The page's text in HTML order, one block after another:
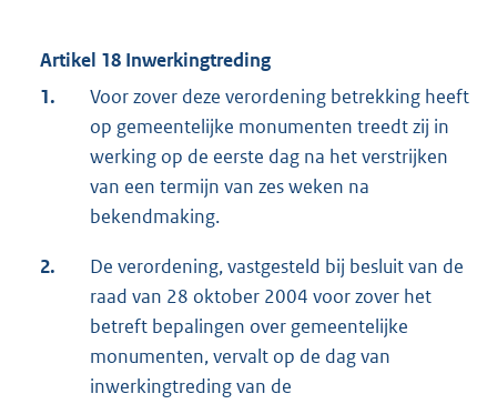
Artikel 18 Inwerkingtreding
1.
Voor zover deze verordening betrekking heeft
op gemeentelijke monumenten treedt zij in
werking op de eerste dag na het verstrijken
van een termijn van zes weken na
bekendmaking.
2.
De verordening, vastgesteld bij besluit van de
raad van 28 oktober 2004 voor zover het
betreft bepalingen over gemeentelijke
monumenten, vervalt op de dag van
inwerkingtreding van de